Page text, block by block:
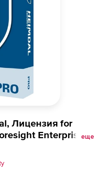
Лицензия for
Enterpriseеще